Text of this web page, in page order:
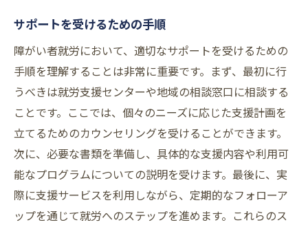
サポートを受けるための手順
障がい者就労において、適切なサポートを受けるための
手順を理解することは非常に重要です。まず、最初に行
うべきは就労支援センターや地域の相談窓口に相談する
ことです。ここでは、個々のニーズに応じた支援計画を
立てるためのカウンセリングを受けることができます。
次に、必要な書類を準備し、具体的な支援内容や利用可
能なプログラムについての説明を受けます。最後に、実
際に支援サービスを利用しながら、定期的なフォローア
ップを通じて就労へのステップを進めます。これらのス